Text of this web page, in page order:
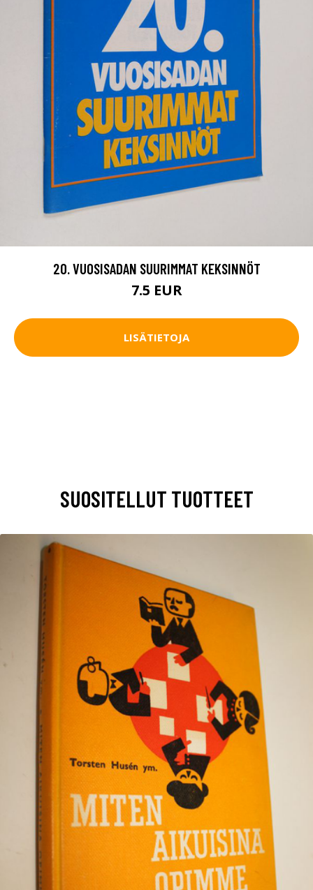
20. VUOSISADAN SUURIMMAT KEKSINNÖT
7.5 EUR
LISÄTIETOJA
SUOSITELLUT TUOTTEET